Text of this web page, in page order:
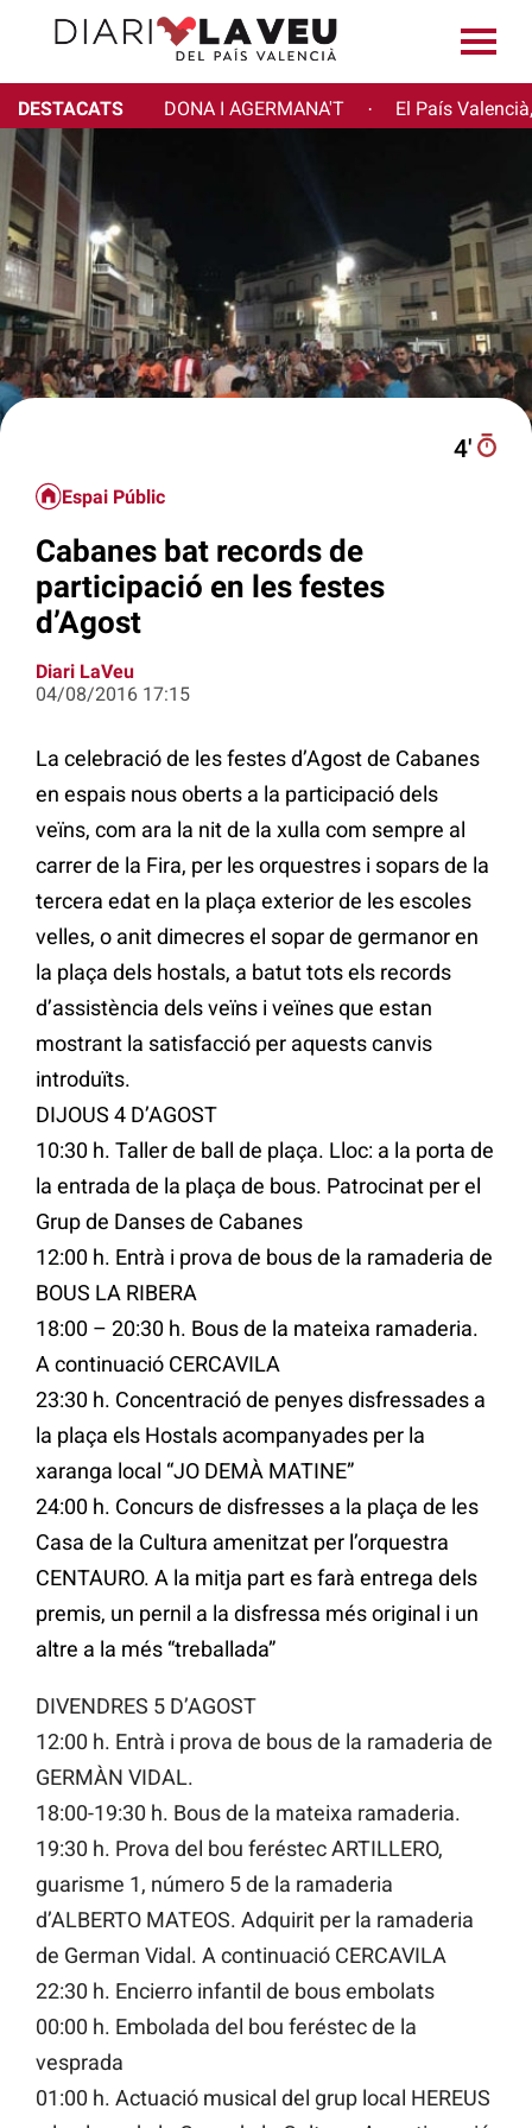
DESTACATS DONA I AGERMANA'T · El País
4′
Espai Públic
Cabanes bat records de
participació en les festes
d’Agost
Diari LaVeu
04/08/2016 17:15
La celebració de les festes d’Agost de Cabanes
en espais nous oberts a la participació dels
veïns, com ara la nit de la xulla com sempre al
carrer de la Fira, per les orquestres i sopars de la
tercera edat en la plaça exterior de les escoles
velles, o anit dimecres el sopar de germanor en
la plaça dels hostals, a batut tots els records
d’assistència dels veïns i veïnes que estan
mostrant la satisfacció per aquests canvis
introduïts.
DIJOUS 4 D’AGOST
10:30 h. Taller de ball de plaça. Lloc: a la porta de
la entrada de la plaça de bous. Patrocinat per el
Grup de Danses de Cabanes
12:00 h. Entrà i prova de bous de la ramaderia de
BOUS LA RIBERA
18:00 – 20:30 h. Bous de la mateixa ramaderia.
A continuació CERCAVILA
23:30 h. Concentració de penyes disfressades a
la plaça els Hostals acompanyades per la
xaranga local “JO DEMÀ MATINE”
24:00 h. Concurs de disfresses a la plaça de les
Casa de la Cultura amenitzat per l’orquestra
CENTAURO. A la mitja part es farà entrega dels
premis, un pernil a la disfressa més original i un
altre a la més “treballada”
DIVENDRES 5 D’AGOST
12:00 h. Entrà i prova de bous de la ramaderia de
GERMÀN VIDAL.
18:00-19:30 h. Bous de la mateixa ramaderia.
19:30 h. Prova del bou feréstec ARTILLERO,
guarisme 1, número 5 de la ramaderia
d’ALBERTO MATEOS. Adquirit per la ramaderia
de German Vidal. A continuació CERCAVILA
22:30 h. Encierro infantil de bous embolats
00:00 h. Embolada del bou feréstec de la
vesprada
01:00 h. Actuació musical del grup local HEREUS